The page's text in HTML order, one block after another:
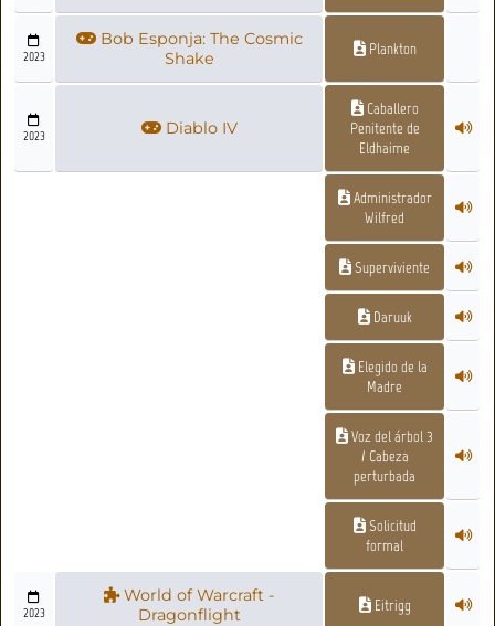
2023
Bob Esponja: The Cosmic
Shake
Plankton
2023 Diablo IV
Caballero
Penitente de
Eldhaime
Administrador
Wilfred
Superviviente
Daruuk
Elegido de la
Madre
Voz del árbol 3
/ Cabeza
perturbada
Solicitud
formal
2023
World of Warcraft -
Dragonflight
Eitrigg